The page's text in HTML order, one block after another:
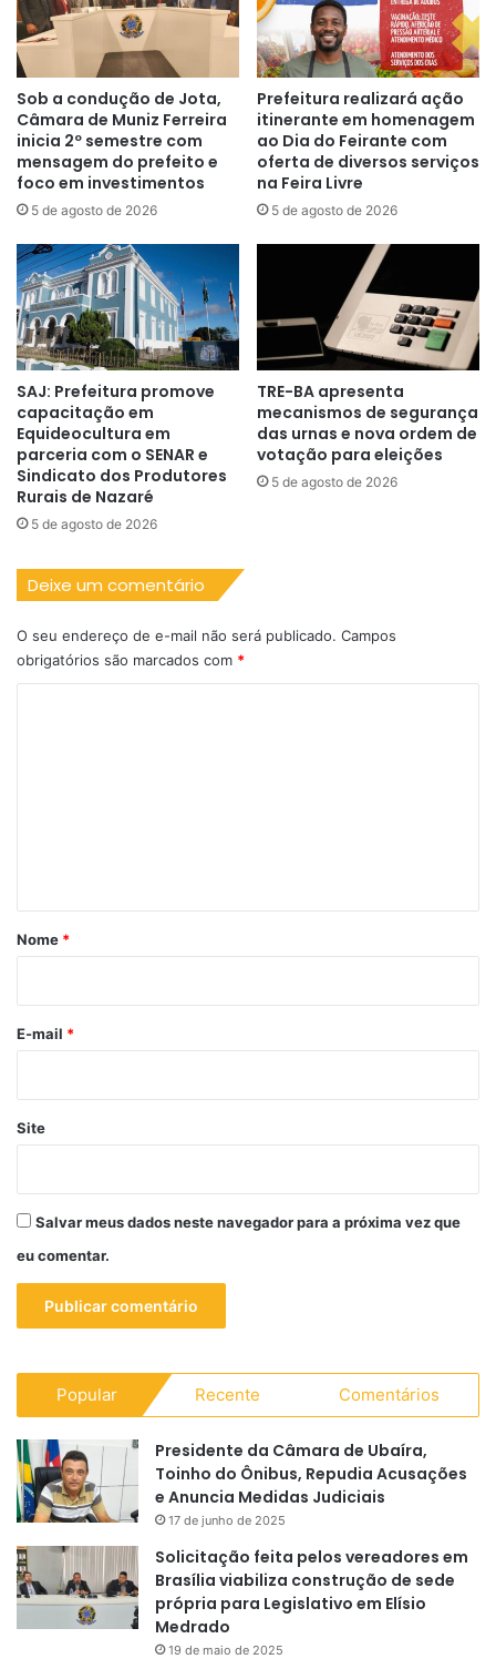
Sob a condução de Jota,
Câmara de Muniz Ferreira
inicia 2º semestre com
mensagem do prefeito e
foco em investimentos
5 de agosto de 2026
Prefeitura realizará ação
itinerante em homenagem
ao Dia do Feirante com
oferta de diversos serviços
na Feira Livre
5 de agosto de 2026
SAJ: Prefeitura promove
capacitação em
Equideocultura em
parceria com o SENAR e
Sindicato dos Produtores
Rurais de Nazaré
5 de agosto de 2026
TRE-BA apresenta
mecanismos de segurança
das urnas e nova ordem de
votação para eleições
5 de agosto de 2026
Deixe um comentário
O seu endereço de e-mail não será publicado. Campos
obrigatórios são marcados com *
r
*
Nome *
E-mail *
Site
Salvar meus dados neste navegador para a próxima vez que
eu comentar.
Popular Recente Comentários
Presidente da Câmara de Ubaíra,
Toinho do Ônibus, Repudia Acusações
e Anuncia Medidas Judiciais
17 de junho de 2025
Solicitação feita pelos vereadores em
Brasília viabiliza construção de sede
própria para Legislativo em Elísio
Medrado
19 de maio de 2025